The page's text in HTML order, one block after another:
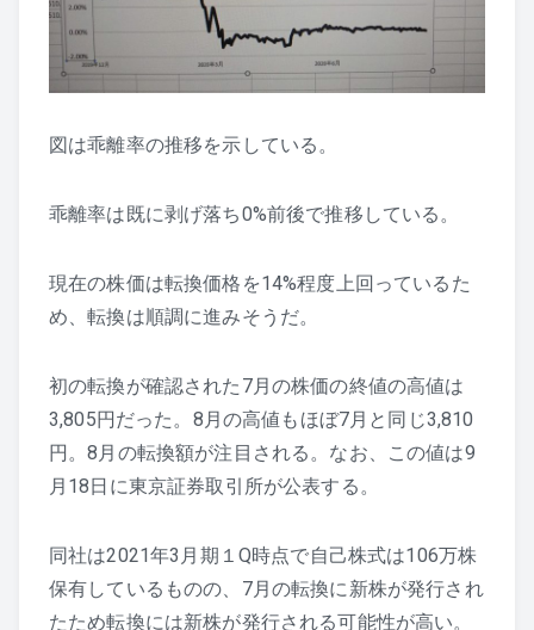
図は乖離率の推移を示している。
乖離率は既に剥げ落ち0%前後で推移している。
現在の株価は転換価格を14%程度上回っているた
め、転換は順調に進みそうだ。
初の転換が確認された7月の株価の終値の高値は
3,805円だった。8月の高値もほぼ7月と同じ3,810
円。8月の転換額が注目される。なお、この値は9
月18日に東京証券取引所が公表する。
同社は2021年3月期１Q時点で自己株式は106万株
保有しているものの、7月の転換に新株が発行され
たため転換には新株が発行される可能性が高い。